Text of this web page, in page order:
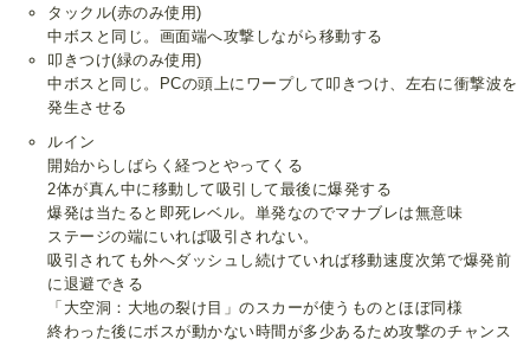
タックル(赤のみ使用)
中ボスと同じ。画面端へ攻撃しながら移動する
叩きつけ(緑のみ使用)
中ボスと同じ。PCの頭上にワープして叩きつけ、左右に衝撃波を
発生させる
ルイン
開始からしばらく経つとやってくる
2体が真ん中に移動して吸引して最後に爆発する
爆発は当たると即死レベル。単発なのでマナブレは無意味
ステージの端にいれば吸引されない。
吸引されても外へダッシュし続けていれば移動速度次第で爆発前
に退避できる
「大空洞：大地の裂け目」のスカーが使うものとほぼ同様
終わった後にボスが動かない時間が多少あるため攻撃のチャンス